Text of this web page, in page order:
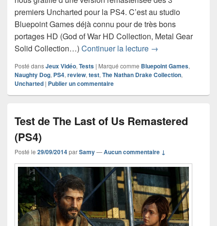
premiers Uncharted pour la PS4. C’est au studio
Bluepoint Games déjà connu pour de très bons
portages HD (God of War HD Collection, Metal Gear
Solid Collection…) Continuer la lecture Test de
→
Posté dansJeux Vidéo, Tests | Marqué comme Bluepoint Games,
Naughty Dog, PS4, review, test, The Nathan Drake Collection,
Uncharted | Publier un commentaire
Test de The Last of Us Remastered
(PS4)
Posté le 29/09/2014parSamy—Aucun commentaire ↓